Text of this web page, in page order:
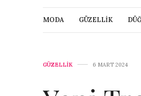
MODA GÜZELLİK
GÜZELLİK 6 MART 2024